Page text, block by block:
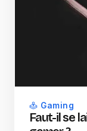
Gaming
Faut-il se